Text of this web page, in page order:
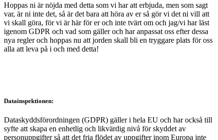
Hoppas ni är nöjda med detta som vi har att erbjuda, men som sagt
var, är ni inte det, så är det bara att höra av er så gör vi det ni vill att
vi skall göra, för vi är här för er och inte tvärt om och jag/vi har läst
igenom GDPR och vad som gäller och har anpassat oss efter dessa
nya regler och hoppas nu att jorden skall bli en tryggare plats för oss
alla att leva på i och med detta!
Datainspektionen:
Dataskyddsförordningen (GDPR) gäller i hela EU och har också till
syfte att skapa en enhetlig och likvärdig nivå för skyddet av
personuppgifter så att det fria flödet av uppgifter inom Europa inte